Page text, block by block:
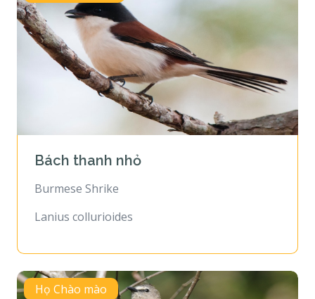
Bách thanh nhỏ
Burmese Shrike
Lanius collurioides
Họ Chào mào